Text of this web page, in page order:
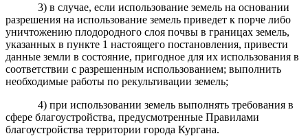
3) в случае, если использование земель на основании
разрешения на использование земель приведет к порче либо
уничтожению плодородного слоя почвы в границах земель,
указанных в пункте 1 настоящего постановления, привести
данные земли в состояние, пригодное для их использования в
соответствии с разрешенным использованием; выполнить
необходимые работы по рекультивации земель;
4) при использовании земель выполнять требования в
сфере благоустройства, предусмотренные Правилами
благоустройства территории города Кургана.